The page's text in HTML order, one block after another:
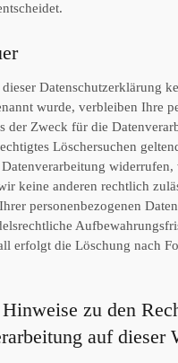
Datenschutzerklärung
wurde, verbleiben Ihre
der Zweck für die
Löschersuchen
widerrufen,
keine anderen rechtlich
personenbezogenen
erfolgt die Löschung nach
zu den
auf dieser